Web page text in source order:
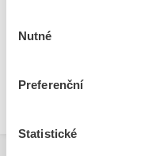
souhlasu
Nutné
Preferenční
Statistické
Zobrazit